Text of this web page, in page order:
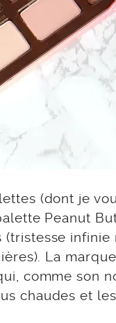
(dont je
Peanut
infinie
La
comme son
chaudes et